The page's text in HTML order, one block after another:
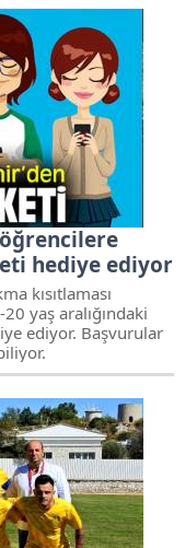
hediye ediyor
kısıtlaması
yaş aralığındaki
ediyor. Başvurular